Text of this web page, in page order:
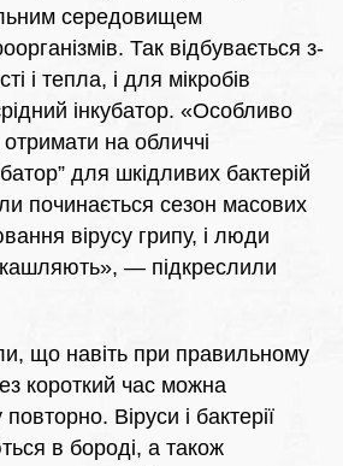
середовищем
Так відбувається з-
і тепла, і для мікробів
інкубатор. «Особливо
на обличчі
для шкідливих бактерій
починається сезон масових
вірусу грипу, і люди
— підкреслили
що навіть при правильному
короткий час можна
Віруси і бактерії
в бороді, а також